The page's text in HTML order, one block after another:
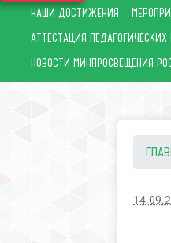
НАШИ ДОСТИЖЕНИЯ
АТТЕСТАЦИЯ ПЕДАГОГИЧЕСКИХ
НОВОСТИ МИНПРОСВЕЩЕНИЯ